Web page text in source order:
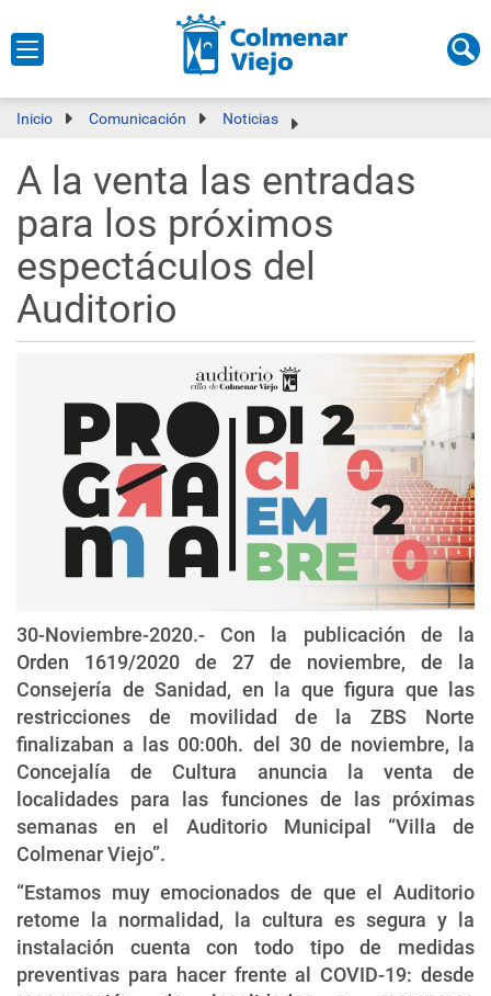
Inicio Comunicación Noticias
A la venta las entradas
para los próximos
espectáculos del
Auditorio
30-Noviembre-2020.- Con la publicación de la
Orden 1619/2020 de 27 de noviembre, de la
Consejería de Sanidad, en la que figura que las
restricciones de movilidad de la ZBS Norte
finalizaban a las 00:00h. del 30 de noviembre, la
Concejalía de Cultura anuncia la venta de
localidades para las funciones de las próximas
semanas en el Auditorio Municipal “Villa de
Colmenar Viejo”.
“Estamos muy emocionados de que el Auditorio
retome la normalidad, la cultura es segura y la
instalación cuenta con todo tipo de medidas
preventivas para hacer frente al COVID-19: desde